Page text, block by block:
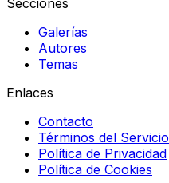
Secciones
Galerías
Autores
Temas
Enlaces
Contacto
Términos del Servicio
Política de Privacidad
Política de Cookies